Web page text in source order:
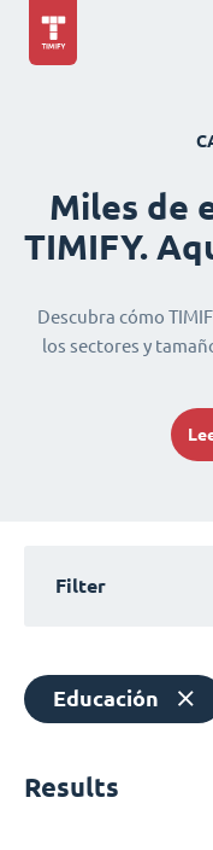
Miles de
TIMIFY.
Descubra cómo
los sectores y
Filter
Educación
Results